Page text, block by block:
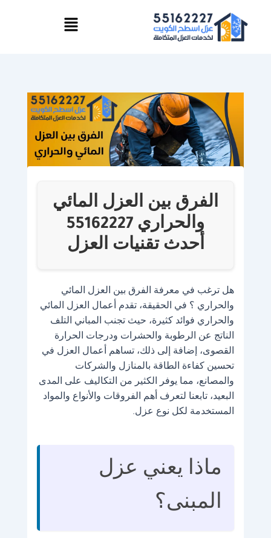
المحتوى
القائمة
الفرق بين العزل المائي
والحراري 55162227
أحدث تقنيات العزل
هل ترغب في معرفة الفرق بين العزل المائي
والحراري ؟ في الحقيقة، تقدم أعمال العزل المائي
والحراري فوائد كثيرة، حيث تجنب المباني التلف
الناتج عن الرطوبة والحشرات ودرجات الحرارة
القصوى، إضافة إلى ذلك، تساهم أعمال العزل في
تحسين كفاءة الطاقة بالمنازل والشركات
والمصانع، مما يوفر الكثير من التكاليف على المدى
البعيد، تابعنا لتعرف أهم الفروقات والأنواع والمواد
المستخدمة لكل نوع عزل.
ماذا يعني عزل
المبنى؟